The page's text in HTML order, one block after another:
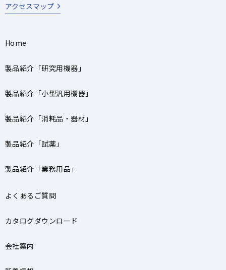
アクセスマップ
Home
製品紹介「研究用機器」
製品紹介「小型汎用機器」
製品紹介「消耗品・器材」
製品紹介「試薬」
製品紹介「業務用品」
よくあるご質問
カタログダウンロード
会社案内